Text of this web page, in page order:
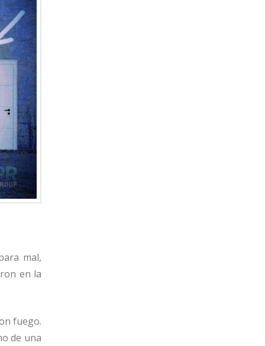
mal,
en la
fuego.
de una